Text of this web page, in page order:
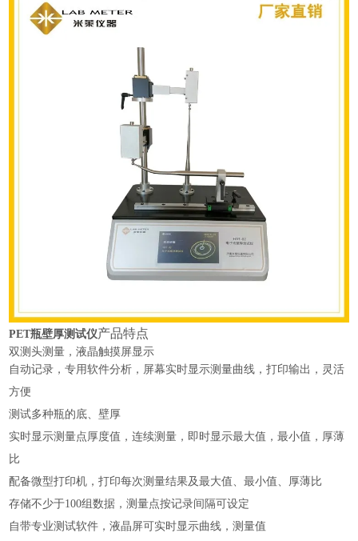
PET瓶壁厚测试仪产品特点
双测头测量，液晶触摸屏显示
自动记录，专用软件分析，屏幕实时显示测量曲线，打印输出，灵活
方便
测试多种瓶的底、壁厚
实时显示测量点厚度值，连续测量，即时显示最大值，最小值，厚薄
比
配备微型打印机，打印每次测量结果及最大值、最小值、厚薄比
存储不少于100组数据，测量点按记录间隔可设定
自带专业测试软件，液晶屏可实时显示曲线，测量值